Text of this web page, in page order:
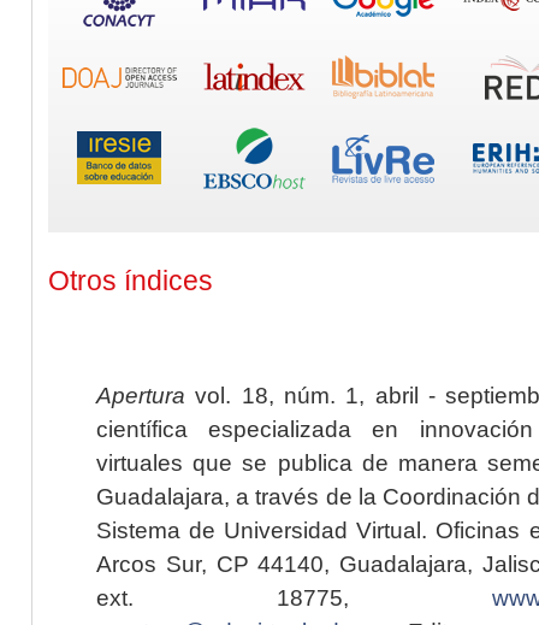
Otros índices
Apertura vol. 18, núm. 1, abril -
científica especializada en
virtuales que se publica de manera
Guadalajara, a través de la Coordinación
Sistema de Universidad Virtual. Oficinas
Arcos Sur, CP 44140, Guadalajara,
ext. 18775,